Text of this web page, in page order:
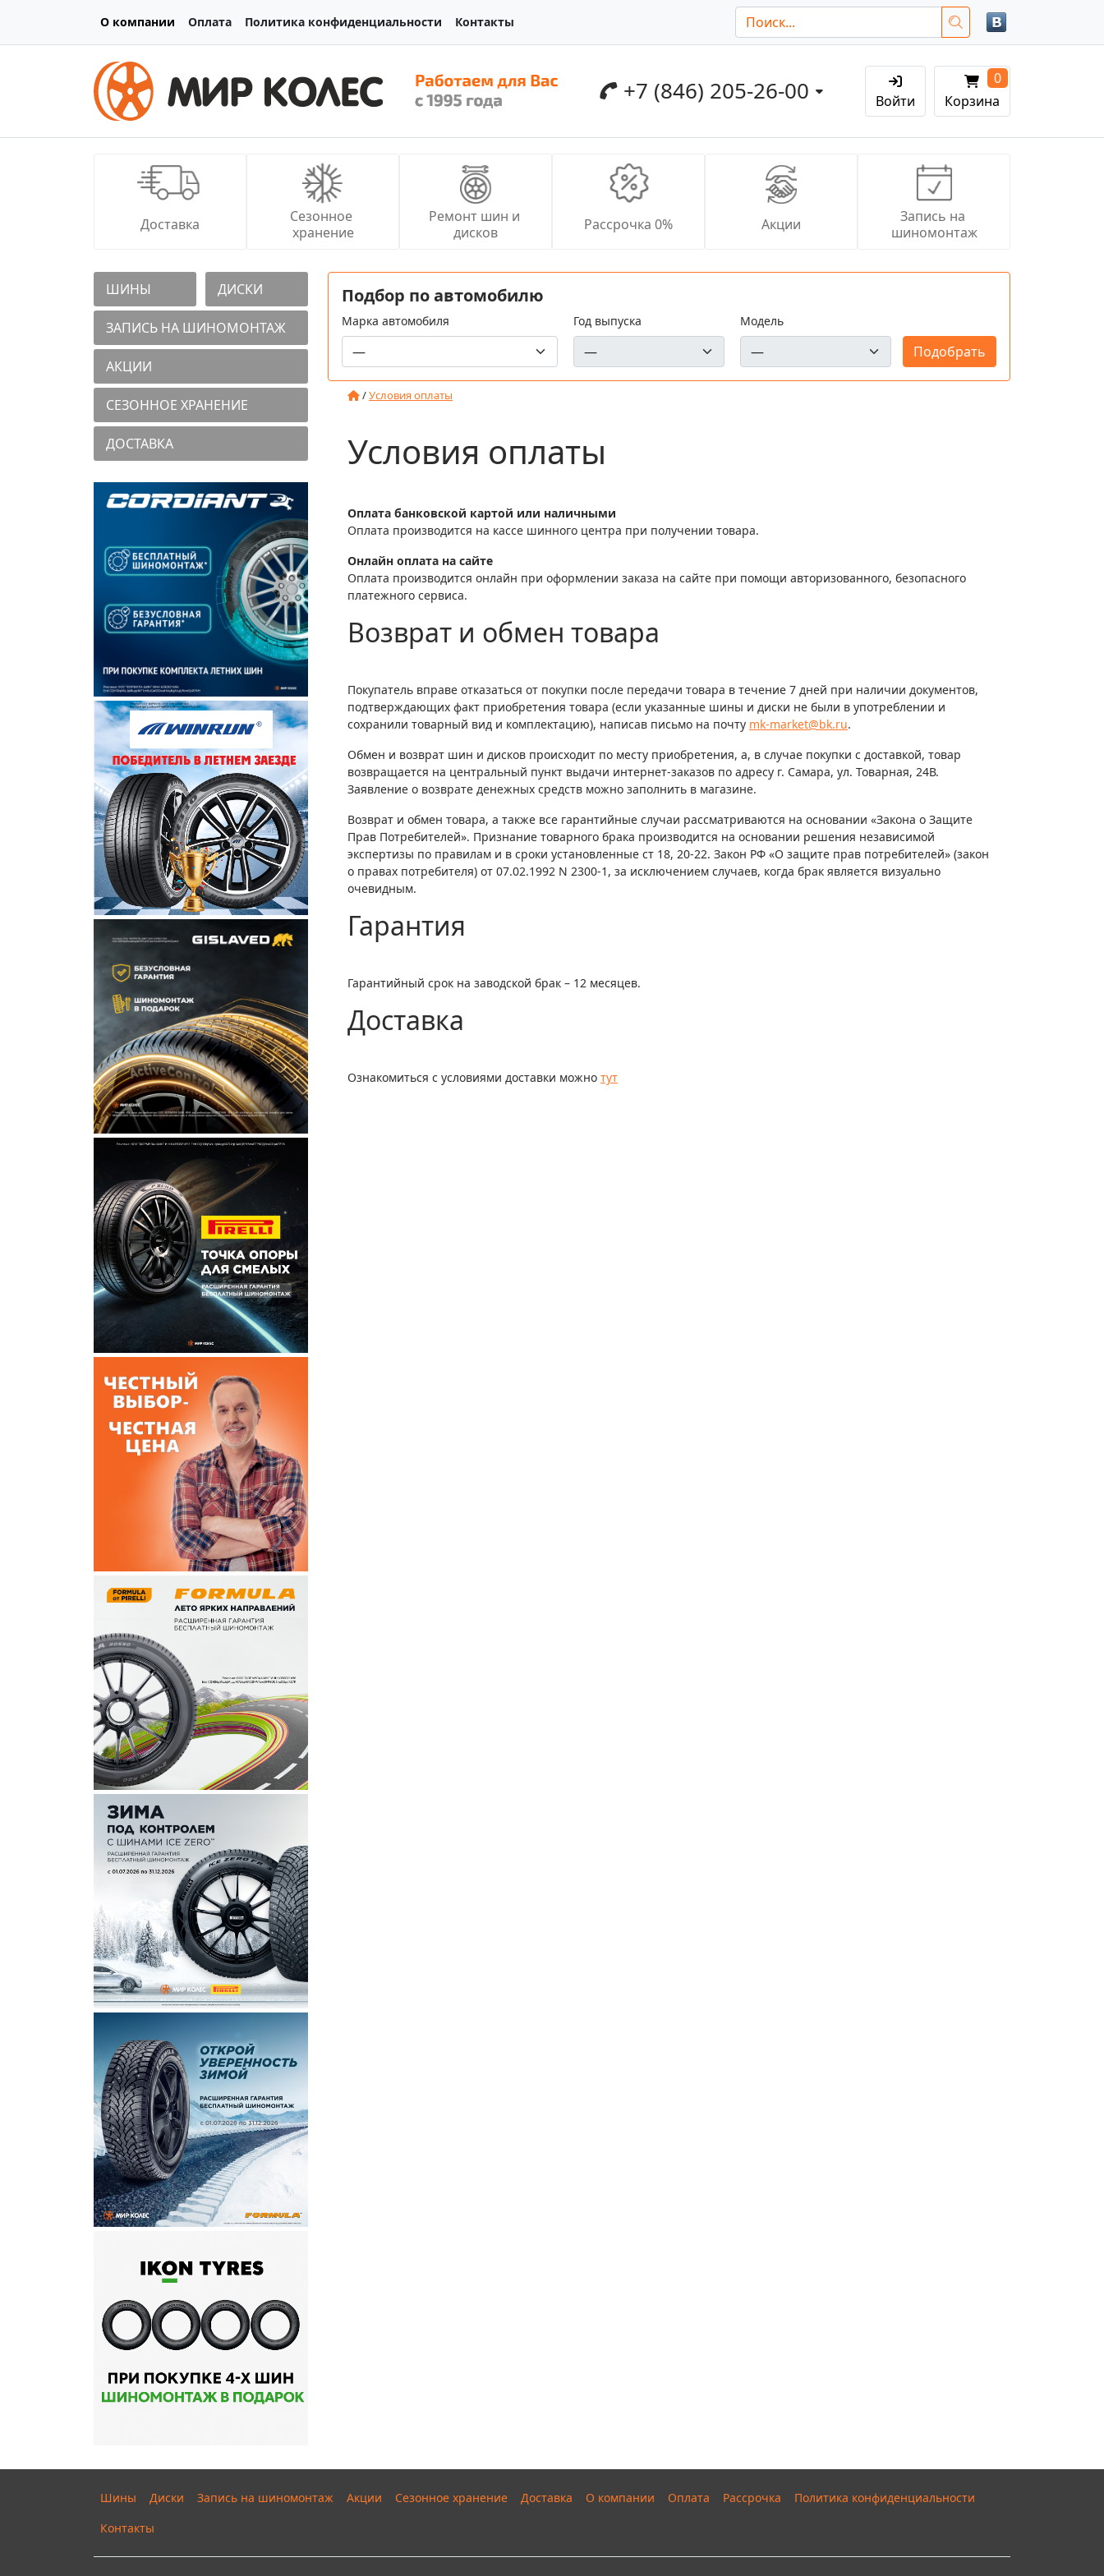
О компании Оплата Политика конфиденциальности Контакты
+7 (846) 205-26-00 Войти Корзина
0
Доставка
Сезонное
хранение
Ремонт шин и
дисков
Рассрочка 0% Акции
Запись на
шиномонтаж
ШИНЫ ДИСКИ
ЗАПИСЬ НА ШИНОМОНТАЖ
АКЦИИ
СЕЗОННОЕ ХРАНЕНИЕ
ДОСТАВКА
Подбор по автомобилю
Марка автомобиля Год выпуска Модель
/Условия оплаты
Условия оплаты
Оплата банковской картой или наличными
Оплата производится на кассе шинного центра при получении товара.
Онлайн оплата на сайте
Оплата производится онлайн при оформлении заказа на сайте при помощи авторизованного, безопасного
платежного сервиса.
Возврат и обмен товара
Покупатель вправе отказаться от покупки после передачи товара в течение 7 дней при наличии документов,
подтверждающих факт приобретения товара (если указанные шины и диски не были в употреблении и
сохранили товарный вид и комплектацию), написав письмо на почту mk-market@bk.ru.
Обмен и возврат шин и дисков происходит по месту приобретения, а, в случае покупки с доставкой, товар
возвращается на центральный пункт выдачи интернет-заказов по адресу г. Самара, ул. Товарная, 24В.
Заявление о возврате денежных средств можно заполнить в магазине.
Возврат и обмен товара, а также все гарантийные случаи рассматриваются на основании «Закона о Защите
Прав Потребителей». Признание товарного брака производится на основании решения независимой
экспертизы по правилам и в сроки установленные ст 18, 20-22. Закон РФ «О защите прав потребителей» (закон
о правах потребителя) от 07.02.1992 N 2300-1, за исключением случаев, когда брак является визуально
очевидным.
Гарантия
Гарантийный срок на заводской брак – 12 месяцев.
Доставка
Ознакомиться с условиями доставки можно тут
Шины Диски Запись на шиномонтаж Акции Сезонное хранение Доставка О компании Оплата Рассрочка
Политика конфиденциальности
Контакты